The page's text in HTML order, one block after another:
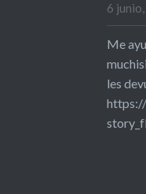
6
Me
les